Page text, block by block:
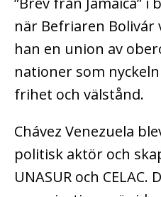
när Befriaren Bolivár
han en union av
nationer som
frihet och välstånd.
Chávez Venezuela
politisk aktör och
UNASUR och